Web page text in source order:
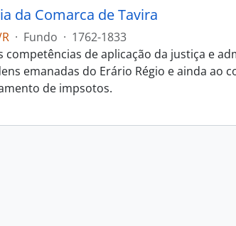
da Comarca de Tavira
· Fundo · 1762-1833
competências de aplicação da justiça e
emanadas do Erário Régio e ainda
de impsotos.